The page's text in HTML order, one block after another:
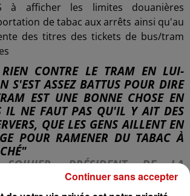
à afficher les limites douanières
de tabac aux arrêts ainsi qu'au
des titres des tickets de bus/tram
CONTRE LE TRAM EN LUI-
S'EST ASSEZ BATTUS POUR DIRE
EST UNE BONNE CHOSE EN
IL NE FAUT PAS QU'IL Y AIT DES
QUE LES GENS AILLENT EN
POUR RAMENER DU TABAC À
SOIHIER, PRÉSIDENT DE LA
DÉPARTEMENTALE DES
DU BAS-RHIN
Continuer sans accepter